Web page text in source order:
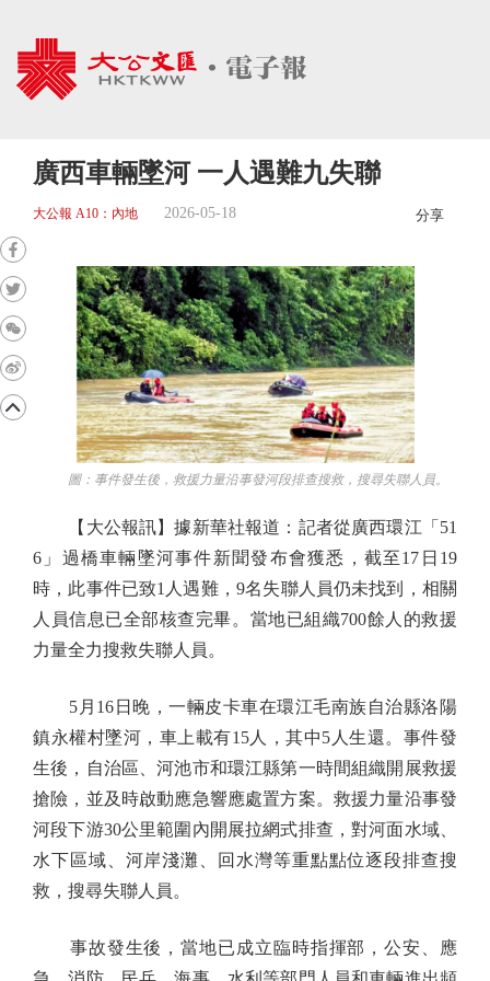
廣西車輛墜河 一人遇難九失聯
大公報 A10：內地 2026-05-18 分享
圖：事件發生後，救援力量沿事發河段排查搜救，搜尋失聯人員。
【大公報訊】據新華社報道：記者從廣西環江「51
6」過橋車輛墜河事件新聞發布會獲悉，截至17日19
時，此事件已致1人遇難，9名失聯人員仍未找到，相關
人員信息已全部核查完畢。當地已組織700餘人的救援
力量全力搜救失聯人員。
5月16日晚，一輛皮卡車在環江毛南族自治縣洛陽
鎮永權村墜河，車上載有15人，其中5人生還。事件發
生後，自治區、河池市和環江縣第一時間組織開展救援
搶險，並及時啟動應急響應處置方案。救援力量沿事發
河段下游30公里範圍內開展拉網式排查，對河面水域、
水下區域、河岸淺灘、回水灣等重點點位逐段排查搜
救，搜尋失聯人員。
事故發生後，當地已成立臨時指揮部，公安、應